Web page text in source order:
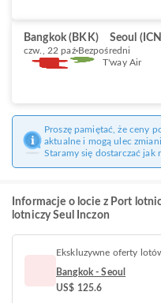
Bangkok (BKK) Seoul
czw., 22 paź Bezpośredni
T'way Air
Proszę pamiętać, że ceny
aktualne i mogą ulec
Staramy się dostarczać jak
Informacje o locie z Port
lotniczy Seul Inczon
Ekskluzywne oferty
Bangkok - Seoul
US$ 125.6